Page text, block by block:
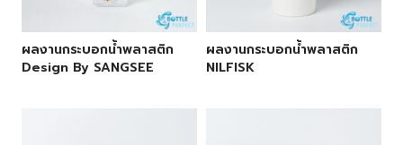
ผลงานกระบอกน้ำพลาสติก
Design By SANGSEE
ผลงานกระบอกน้ำพลาสติก
NILFISK